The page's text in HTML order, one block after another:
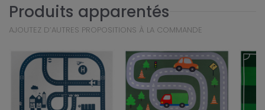
Produits apparentés
AJOUTEZ D’AUTRES PROPOSITIONS À LA COMMANDE